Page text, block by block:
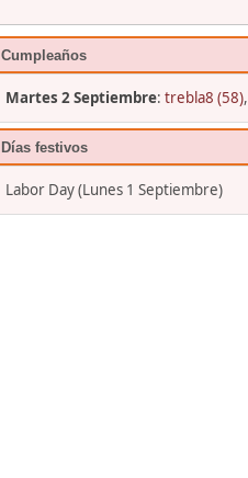
Cumpleaños
Martes 2 Septiembre: trebla8 (58),
Días festivos
Labor Day (Lunes 1 Septiembre)